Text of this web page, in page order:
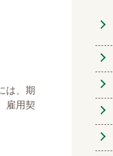
は、期
雇用契